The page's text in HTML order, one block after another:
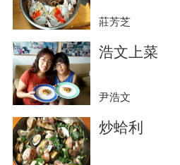
莊芳芝
浩文上菜
尹浩文
炒蛤利